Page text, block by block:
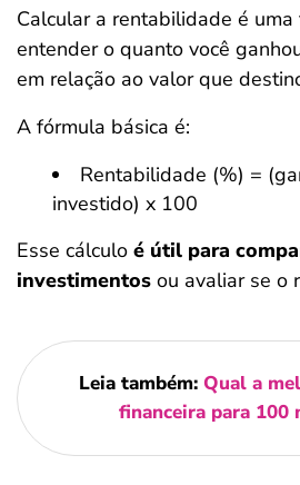
Calcular a rentabilidade é
entender o quanto você
em relação ao valor que
A fórmula básica é:
Rentabilidade (%) =
investido) x 100
Esse cálculo é útil para
investimentos ou avaliar se o
Leia também: Qual a
financeira para 100